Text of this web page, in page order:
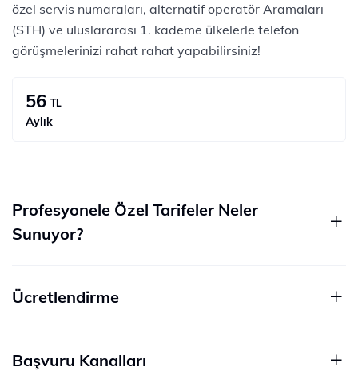
özel servis numaraları, alternatif operatör A​​ramaları
(STH) ve uluslararası 1. kademe ülkelerle telefon
görüşmelerinizi rahat rahat yapabilirsiniz!
56 TL
Aylık
Profesyonele Özel Tarifeler Neler
Sunuyor?
Ücretlendirme
Başvuru Kanalları